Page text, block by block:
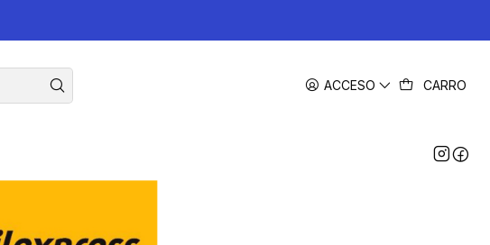
ACCESO CARRO